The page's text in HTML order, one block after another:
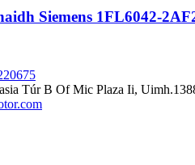
Siemens 1FL6042-
Túr B Of Mic Plaza Ii,